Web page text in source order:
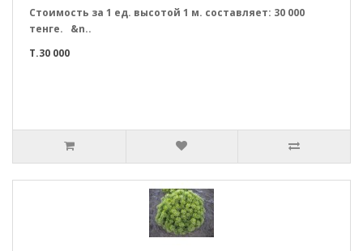
Стоимость за 1 ед. высотой 1 м. составляет: 30 000
тенге. &n..
T.30 000